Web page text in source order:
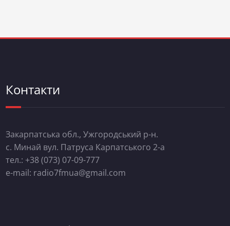
Контакти
Закарпатська обл., Ужгородський р-н.
с. Минай вул. Патруса Карпатського 2-а
тел.: +38 (073) 07-09-777
e-mail: radio7fmua@gmail.com